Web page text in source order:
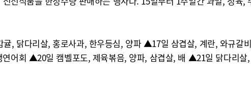
, 닭다리살, 홍로사과, 한우등심, 양파 ▲17일 삼겹살, 계란, 와규갈
어회 ▲20일 캠벨포도, 제육볶음, 양파, 삼겹살, 배 ▲21일 닭다리살